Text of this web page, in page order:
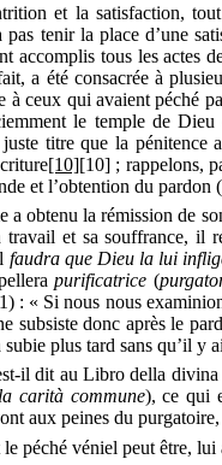
et la satisfaction,
pas tenir la place d’une
accomplis tous les actes
a été consacrée à
ceux qui avaient péché
le temple de
titre que la pénitence
[10][10]; rappelons,
et l’obtention du
a obtenu la rémission de
travail et sa souffrance, il
faudra que Dieu la lui
purificatrice (
« Si nous nous
subsiste donc après le
subie plus tard sans qu’il y
il dit au Librodella divina
caritàcommune), ce qui
aux peines du
péché véniel peut être,